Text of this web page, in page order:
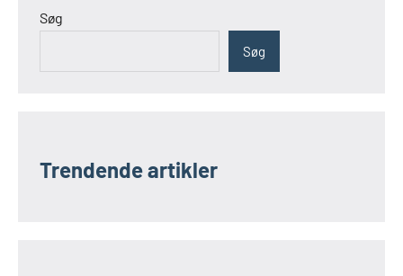
Søg
Søg
Trendende artikler